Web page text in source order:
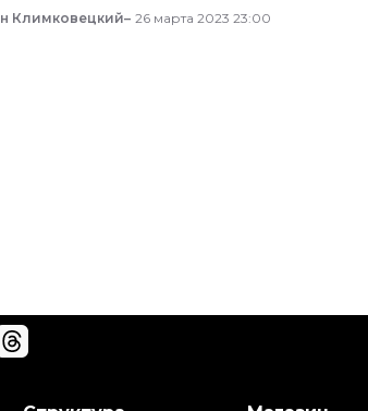
Климковецкий 26 марта 2023 23:00